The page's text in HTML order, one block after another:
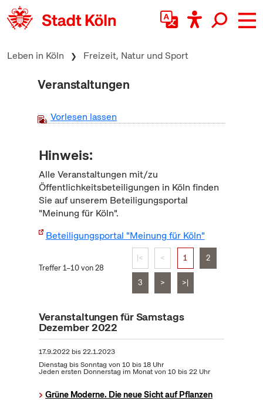
zum Inhalt springen
Leben in Köln Freizeit, Natur und Sport
Veranstaltungen
Vorlesen lassen
Hinweis:
Alle Veranstaltungen mit/zu
Öffentlichkeitsbeteiligungen in Köln finden
Sie auf unserem Beteiligungsportal
"Meinung für Köln".
Beteiligungsportal "Meinung für Köln"
Treffer 1–10 von 28
|< < 1 2
3 > >|
Veranstaltungen für Samstags
Dezember 2022
17.9.2022bis22.1.2023
Dienstag bis Sonntag von 10 bis 18 Uhr
Jeden ersten Donnerstag im Monat von 10 bis 22 Uhr
Grüne Moderne. Die neue Sicht auf Pflanzen